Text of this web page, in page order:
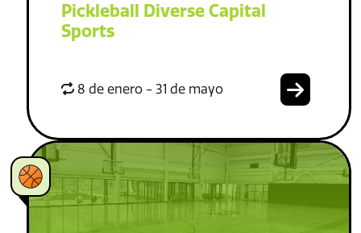
Pickleball Diverse Capital
Sports
8 de enero - 31 de mayo